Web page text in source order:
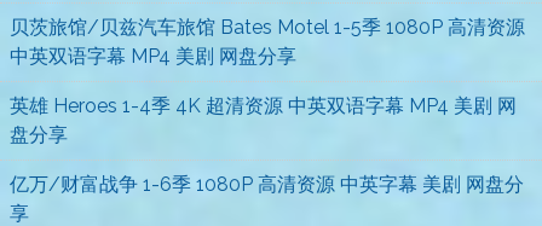
贝茨旅馆/贝兹汽车旅馆 Bates Motel 1-5季 1080P 高清资源
中英双语字幕 MP4 美剧 网盘分享
英雄 Heroes 1-4季 4K 超清资源 中英双语字幕 MP4 美剧 网
盘分享
亿万/财富战争 1-6季 1080P 高清资源 中英字幕 美剧 网盘分
享